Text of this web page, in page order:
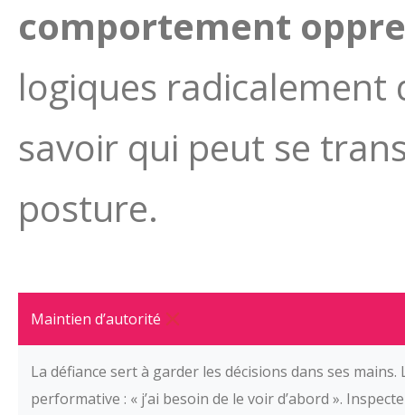
comportement
logiques radicalement
savoir qui peut se
posture.
Maintien d’autorité
La défiance sert à garder les décisions dans ses
performative : « j’ai besoin de le voir d’abord ».